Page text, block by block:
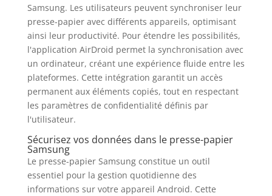
Samsung. Les utilisateurs peuvent synchroniser leur
presse-papier avec différents appareils, optimisant
ainsi leur productivité. Pour étendre les possibilités,
l'application AirDroid permet la synchronisation avec
un ordinateur, créant une expérience fluide entre les
plateformes. Cette intégration garantit un accès
permanent aux éléments copiés, tout en respectant
les paramètres de confidentialité définis par
l'utilisateur.
Sécurisez vos données dans le presse-papier
Samsung
Le presse-papier Samsung constitue un outil
essentiel pour la gestion quotidienne des
informations sur votre appareil Android. Cette